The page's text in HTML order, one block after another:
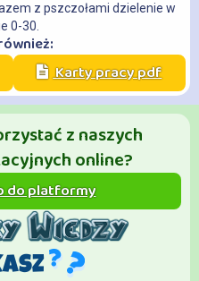
z pszczołami dzielenie w
0-30.
Karty pracy pdf
z naszych
online?
do platformy